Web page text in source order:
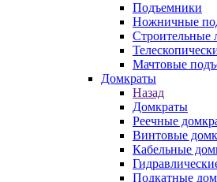
Подъемники
Ножничные
Строительные
Мачтовые
Домкраты
Назад
Домкраты
Реечные
Винтовые
Кабельные
Подкатные